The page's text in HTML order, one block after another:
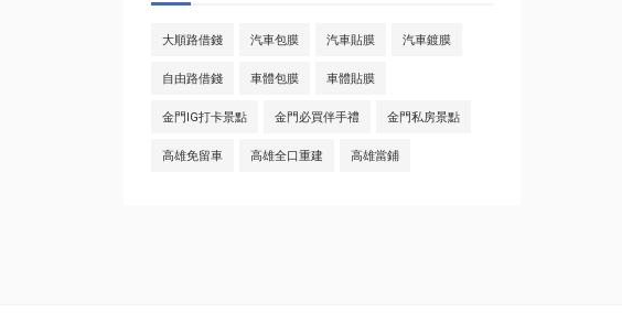
大順路借錢 汽車包膜 汽車貼膜 汽車鍍膜
自由路借錢 車體包膜 車體貼膜
金門IG打卡景點 金門必買伴手禮 金門私房景點
高雄免留車 高雄全口重建 高雄當鋪